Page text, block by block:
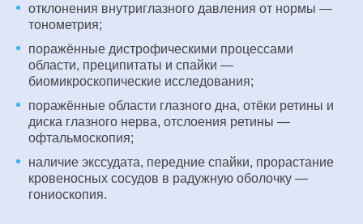
отклонения внутриглазного давления от нормы —
тонометрия;
поражённые дистрофическими процессами
области, преципитаты и спайки —
биомикроскопические исследования;
поражённые области глазного дна, отёки ретины и
диска глазного нерва, отслоения ретины —
офтальмоскопия;
наличие экссудата, передние спайки, прорастание
кровеносных сосудов в радужную оболочку —
гониоскопия.